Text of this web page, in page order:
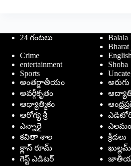
24 గంటలు
Balala
Bharat
Crime
English
entertainment
Shoba
Sports
అంతర్జాతీయం
అరుగు
అవర్గీకృతం
ఆధ్యాత్మికం
ఆరోగ్య శ్రీ
ఎన్నారై
కవితా శాల
క్రీడలు
క్లాస్ రూమ్
గెస్ట్ ఎడిటర్